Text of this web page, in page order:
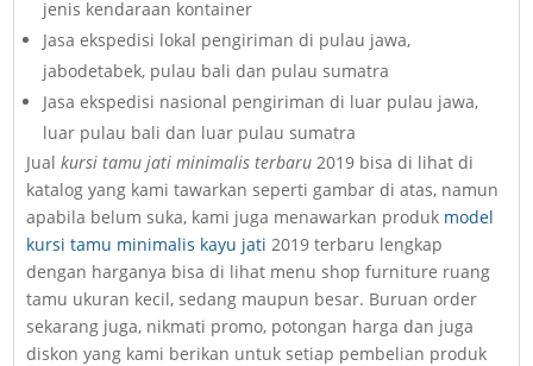
jenis kendaraan kontainer
Jasa ekspedisi lokal pengiriman di pulau jawa,
jabodetabek, pulau bali dan pulau sumatra
Jasa ekspedisi nasional pengiriman di luar pulau jawa,
luar pulau bali dan luar pulau sumatra
Jualkursi tamu jati minimalis terbaru 2019 bisa di lihat di
katalog yang kami tawarkan seperti gambar di atas, namun
apabila belum suka, kami juga menawarkan produk model
kursi tamu minimalis kayu jati 2019 terbaru lengkap
dengan harganya bisa di lihat menu shop furniture ruang
tamu ukuran kecil, sedang maupun besar. Buruan order
sekarang juga, nikmati promo, potongan harga dan juga
diskon yang kami berikan untuk setiap pembelian produk